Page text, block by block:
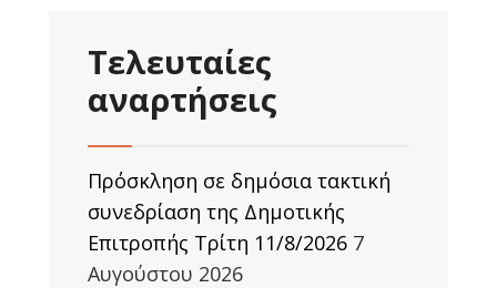
Τελευταίες
αναρτήσεις
Πρόσκληση σε δημόσια τακτική
συνεδρίαση της Δημοτικής
Επιτροπής Τρίτη 11/8/2026 7
Αυγούστου 2026